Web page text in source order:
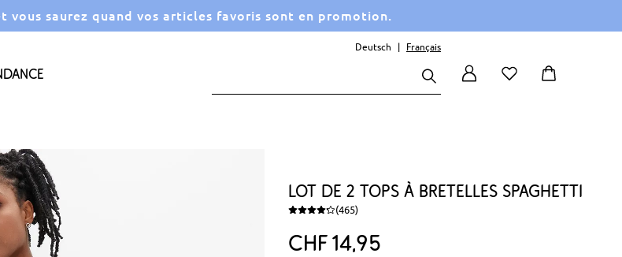
vous saurez quand vos articles favoris sont en promotion.
Deutsch Français
Lot de 2 tops à bretelles spaghetti
(465)
CHF1495